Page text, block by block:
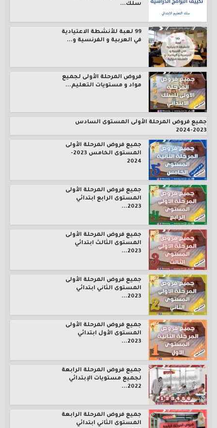
سلك...
99 لعبة للأنشطة الاعتيادية
في العربية و الفرنسية و...
فروض المرحلة الأولى لجميع
مواد و مستويات التعليم...
جميع فروض المرحلة الأولى المستوى السادس
2023-2024
جميع فروض المرحلة الأولى
المستوى الخامس 2023-
2024
جميع فروض المرحلة الأولى
المستوى الرابع ابتدائي
2023...
جميع فروض المرحلة الأولى
المستوى الثالث ابتدائي
2023...
جميع فروض المرحلة الأولى
المستوى الثاني ابتدائي
2023...
جميع فروض المرحلة الأولى
المستوى الأول ابتدائي
2023...
جميع فروض المرحلة الرابعة
لجميع مستويات الإبتدائي
2022...
جميع فروض المرحلة الرابعة
المستوى الثاني ابتدائي